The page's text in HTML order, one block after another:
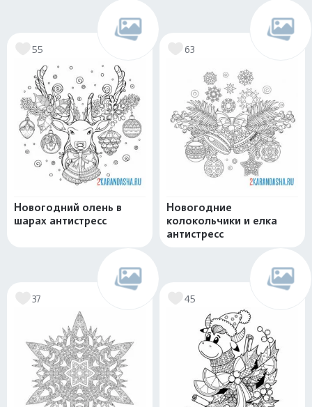
55
Новогодний олень в
шарах антистресс
63
Новогодние
колокольчики и елка
антистресс
37 45